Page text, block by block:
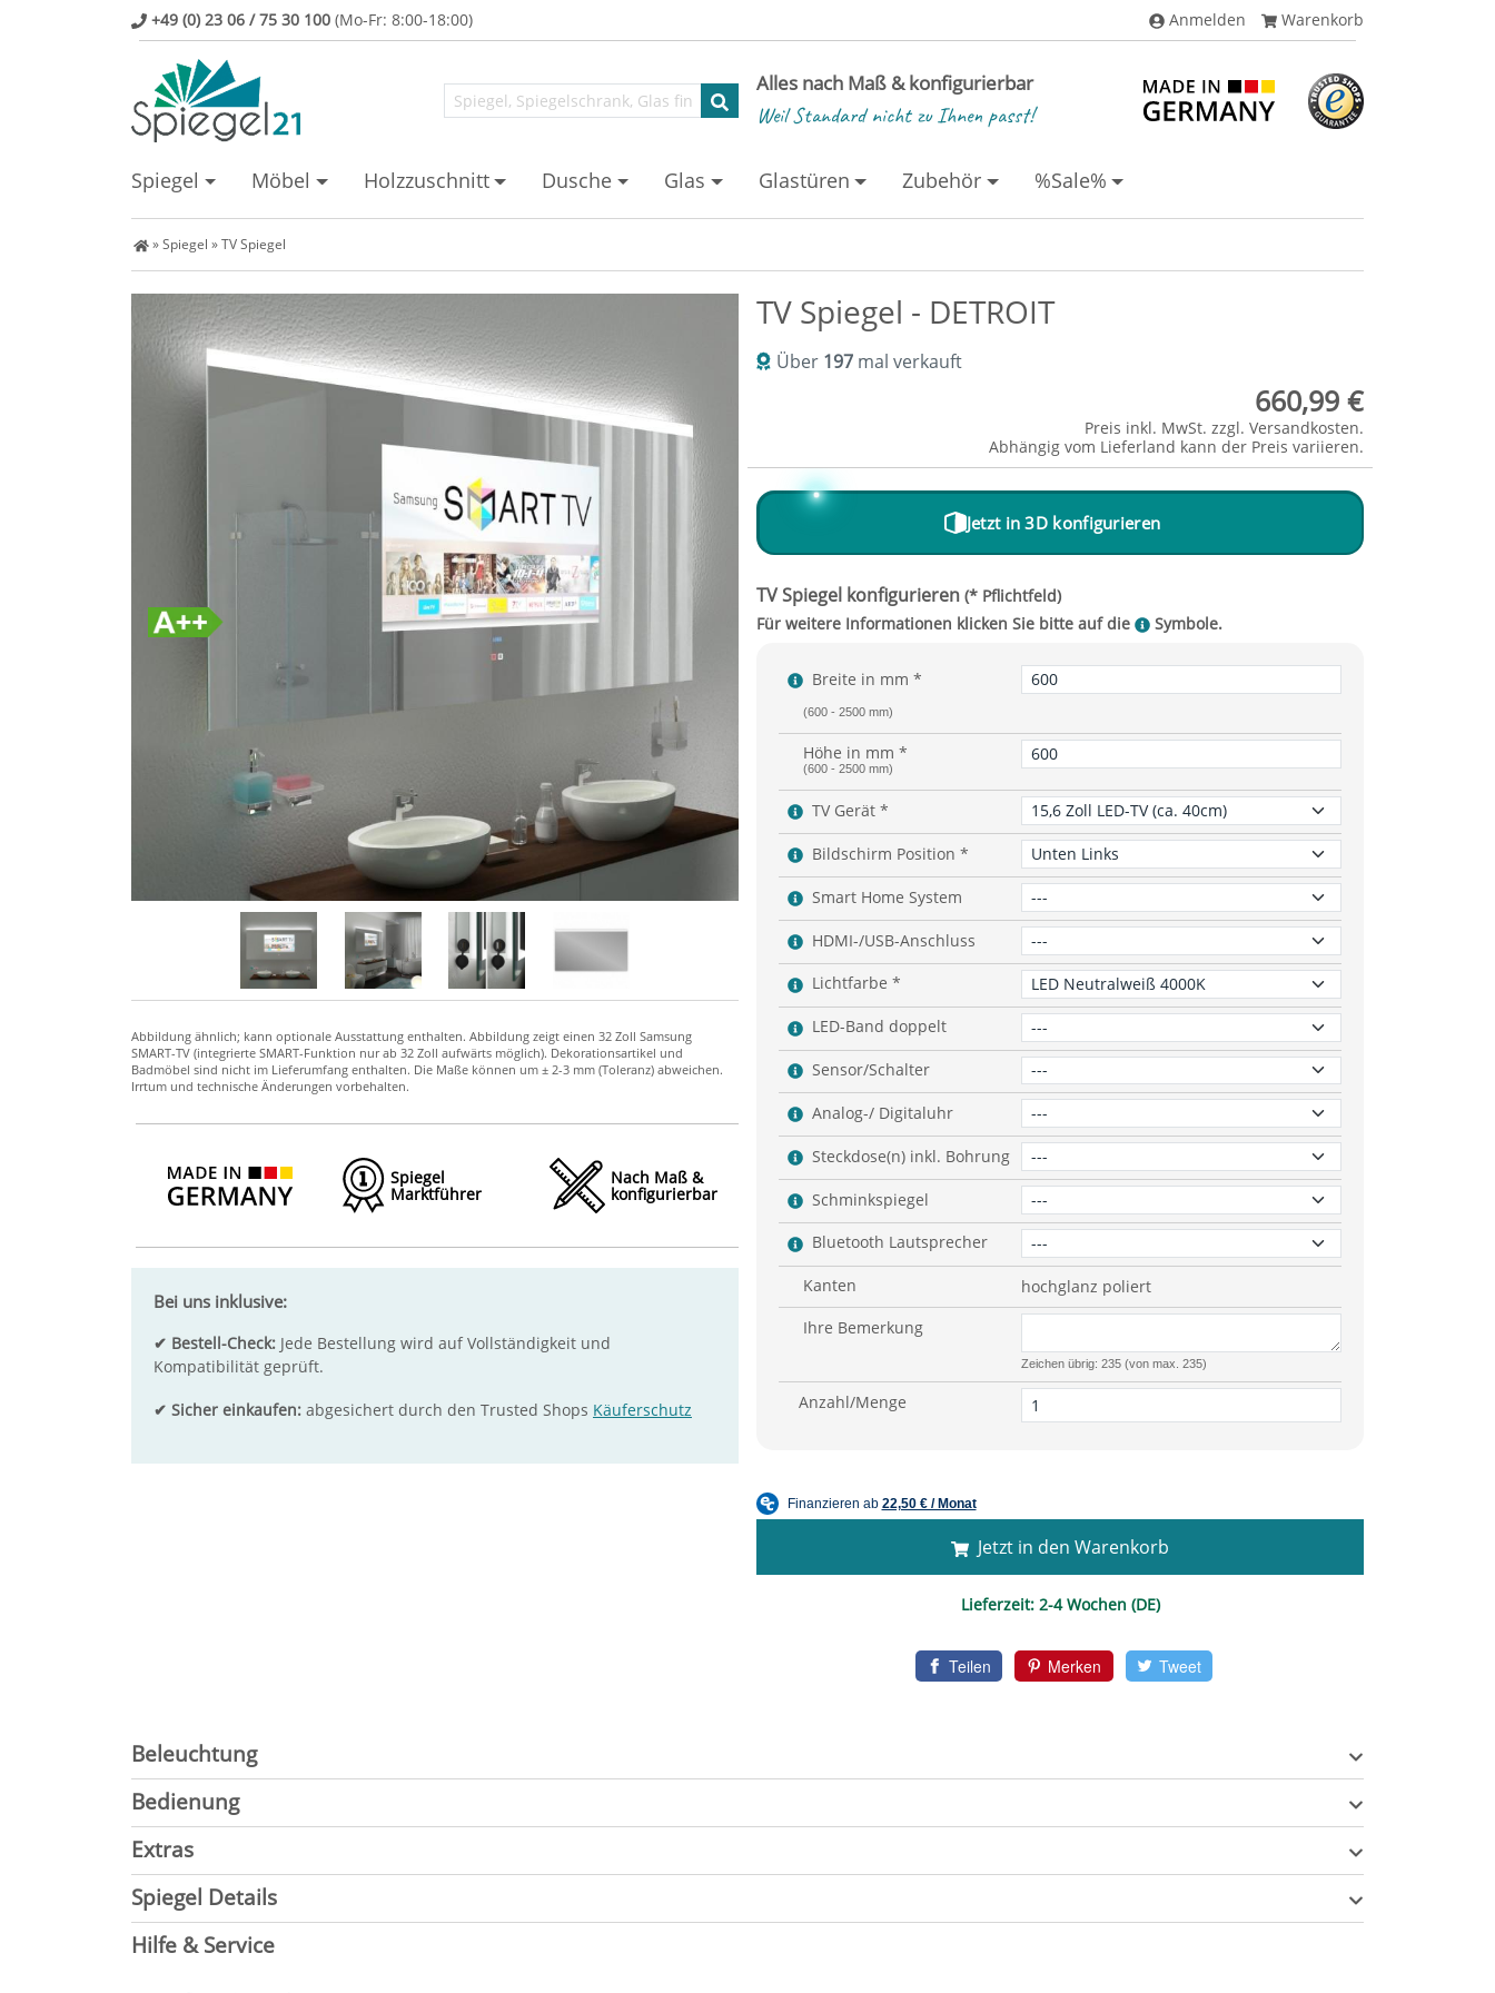
+49 (0) 23 06 / 75 30 100 (Mo-Fr: 8:00-18:00) Anmelden Warenkorb
Alles nach Maß & konfigurierbar
Weil Standard nicht zu Ihnen passt!
Spiegel Möbel Holzzuschnitt Dusche Glas Glastüren Zubehör %Sale%
Spiegel Shop
»Spiegel »TV Spiegel
Beleuchtung
Bedienung
Extras
Spiegel Details
Hilfe & Service
Spiegel
Marktführer
Nach Maß &
konfigurierbar
Bei uns inklusive:
✔ Bestell-Check: Jede Bestellung wird auf Vollständigkeit und
Kompatibilität geprüft.
✔ Sicher einkaufen: abgesichert durch den Trusted Shops Käuferschutz
TV Spiegel - DETROIT
Über 197 mal verkauft
660,99 €
Preis inkl. MwSt. zzgl. Versandkosten.
Abhängig vom Lieferland kann der Preis variieren.
Jetzt in 3D konfigurieren
Breite in mm *
(600 - 2500 mm)
Höhe in mm *
(600 - 2500 mm)
TV Gerät *
Bildschirm Position *
Smart Home System
HDMI-/USB-Anschluss
Lichtfarbe *
LED-Band doppelt
Sensor/Schalter
Analog-/ Digitaluhr
Steckdose(n) inkl. Bohrung
Schminkspiegel
Bluetooth Lautsprecher
Kanten
hochglanz poliert
Ihre Bemerkung
Zeichen übrig: 235 (von max. 235)
Anzahl/Menge
Jetzt in den Warenkorb
Lieferzeit:2-4 Wochen (DE)
Teilen Merken Tweet